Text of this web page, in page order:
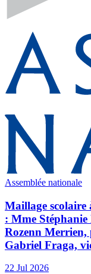
Assemblée nationale
Maillage scolaire
: Mme
Rozenn Merrien,
Gabriel Fraga,
22 Jul 2026